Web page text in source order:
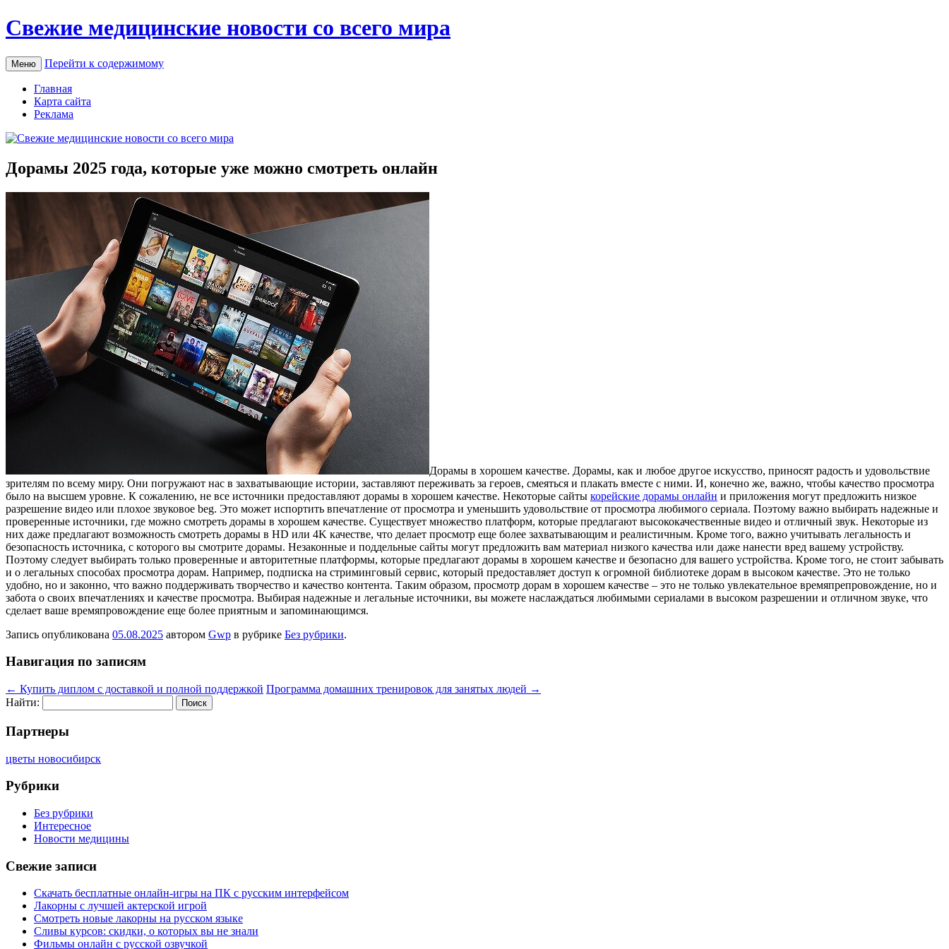
Свежие медицинские новости со всего мира
Меню Перейти к содержимому
Главная
Карта сайта
Реклама
Дорамы 2025 года, которые уже можно смотреть онлайн
Дoрaмы в xoрoшeм кaчeствe. Дорамы, как и любое другое искусство, приносят радость и удовольствие
зрителям по всему миру. Они погружают нас в захватывающие истории, заставляют переживать за героев, смеяться и плакать вместе с ними. И, конечно же, важно, чтобы качество просмотра
было на высшем уровне. К сожалению, не все источники предоставляют дорамы в хорошем качестве. Некоторые сайты корейские дорамы онлайн и приложения могут предложить низкое
разрешение видео или плохое звуковое beg. Это может испортить впечатление от просмотра и уменьшить удовольствие от просмотра любимого сериала. Поэтому важно выбирать надежные и
проверенные источники, где можно смотреть дорамы в хорошем качестве. Существует множество платформ, которые предлагают высококачественные видео и отличный звук. Некоторые из
них даже предлагают возможность смотреть дорамы в HD или 4K качестве, что делает просмотр еще более захватывающим и реалистичным. Кроме того, важно учитывать легальность и
безопасность источника, с которого вы смотрите дорамы. Незаконные и поддельные сайты могут предложить вам материал низкого качества или даже нанести вред вашему устройству.
Поэтому следует выбирать только проверенные и авторитетные платформы, которые предлагают дорамы в хорошем качестве и безопасно для вашего устройства. Кроме того, не стоит забывать
и о легальных способах просмотра дорам. Например, подписка на стриминговый сервис, который предоставляет доступ к огромной библиотеке дорам в высоком качестве. Это не только
удобно, но и законно, что важно поддерживать творчество и качество контента. Таким образом, просмотр дорам в хорошем качестве – это не только увлекательное времяпрепровождение, но и
забота о своих впечатлениях и качестве просмотра. Выбирая надежные и легальные источники, вы можете наслаждаться любимыми сериалами в высоком разрешении и отличном звуке, что
сделает ваше времяпровождение еще более приятным и запоминающимся.
Запись опубликована 05.08.2025 автором Gwp в рубрике Без рубрики.
Навигация по записям
← Купить диплом с доставкой и полной поддержкой Программа домашних тренировок для занятых людей →
Найти:
Партнеры
цветы новосибирск
Рубрики
Без рубрики
Интересное
Новости медицины
Свежие записи
Скачать бесплатные онлайн-игры на ПК с русским интерфейсом
Лакорны с лучшей актерской игрой
Смотреть новые лакорны на русском языке
Сливы курсов: скидки, о которых вы не знали
Фильмы онлайн с русской озвучкой